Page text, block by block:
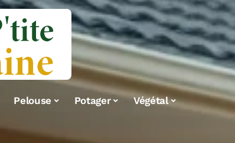
Pelouse Potager Végétal